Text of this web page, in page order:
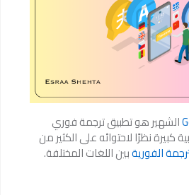
الشهير هو تطبيق ترجمة فوري
كبيرة نظرًا لاحتوائه على الكثير من
الفوريةبين اللغات المختلفة.